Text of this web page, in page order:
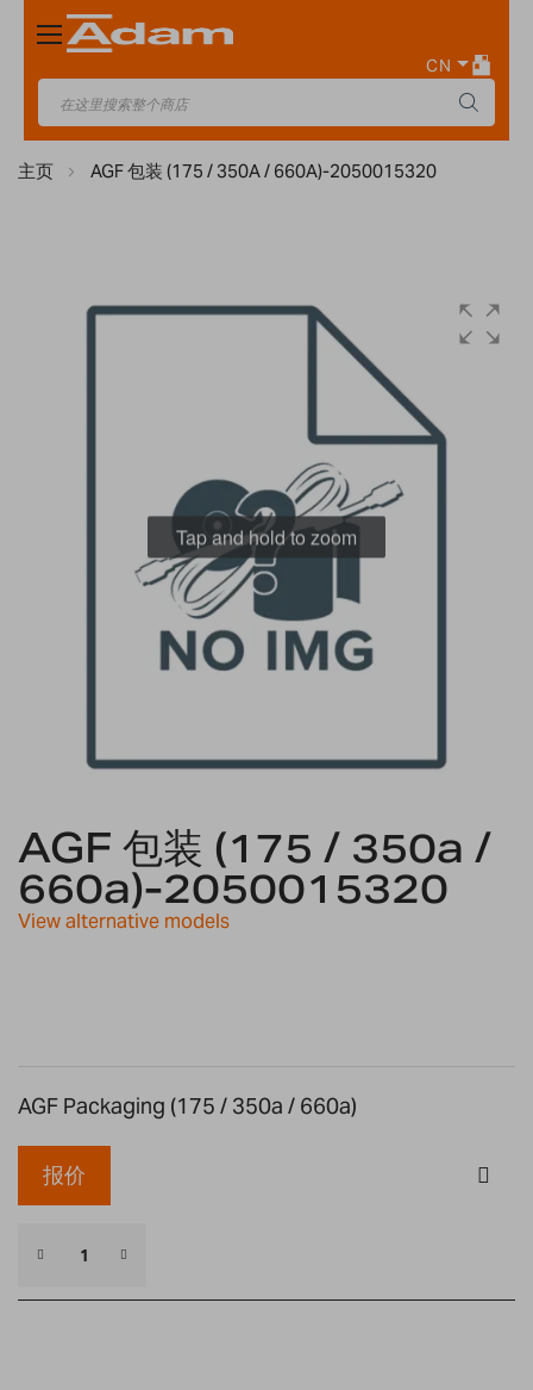
Toggle
Nav
CN
主页 AGF 包装 (175 / 350A / 660A)-2050015320
Tap and hold to zoom
the
beginning
of
the
AGF 包装 (175 / 350a /
660a)-2050015320
View alternative models
AGF Packaging (175 / 350a / 660a)
报价